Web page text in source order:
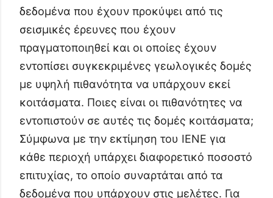
δεδομένα που έχουν προκύψει από τις
σεισμικές έρευνες που έχουν
πραγματοποιηθεί και οι οποίες έχουν
εντοπίσει συγκεκριμένες γεωλογικές δομές
με υψηλή πιθανότητα να υπάρχουν εκεί
κοιτάσματα. Ποιες είναι οι πιθανότητες να
εντοπιστούν σε αυτές τις δομές κοιτάσματα;
Σύμφωνα με την εκτίμηση του ΙΕΝΕ για
κάθε περιοχή υπάρχει διαφορετικό ποσοστό
επιτυχίας, το οποίο συναρτάται από τα
δεδομένα που υπάρχουν στις μελέτες. Για